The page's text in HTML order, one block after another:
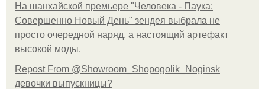
На шанхайской премьере "Человека - Паука:
Совершенно Новый День" зендея выбрала не
просто очередной наряд, а настоящий артефакт
высокой моды.
Repost From @Showroom_Shopogolik_Noginsk
девочки выпускницы?